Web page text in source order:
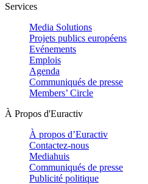
Services
Media Solutions
Projets publics européens
Evénements
Emplois
Agenda
Communiqués de presse
Members’ Circle
À Propos d'Euractiv
À propos d’Euractiv
Contactez-nous
Mediahuis
Communiqués de presse
Publicité politique